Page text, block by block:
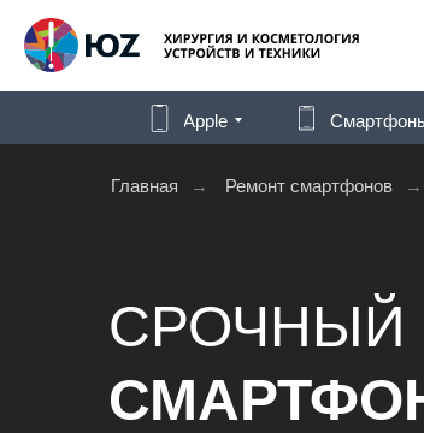
Apple
Главная → Ремонт смартфонов →
СРОЧНЫЙ